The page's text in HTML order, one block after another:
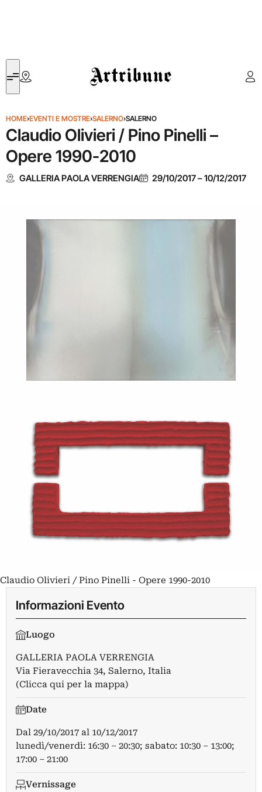
Artribune
HOME›EVENTI E MOSTRE›SALERNO›SALERNO
Claudio Olivieri / Pino Pinelli –
Opere 1990-2010
GALLERIA PAOLA VERRENGIA 29/10/2017–10/12/2017
Claudio Olivieri / Pino Pinelli - Opere 1990-2010
Informazioni Evento
Luogo
GALLERIA PAOLA VERRENGIA
Via Fieravecchia 34, Salerno, Italia
(Clicca qui per la mappa)
Date
Dal 29/10/2017 al 10/12/2017
lunedì/venerdì: 16:30 – 20:30; sabato: 10:30 – 13:00;
17:00 – 21:00
Vernissage